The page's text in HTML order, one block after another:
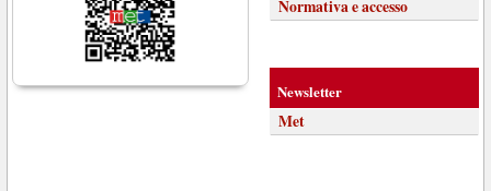
Normativa e accesso
Newsletter
Met